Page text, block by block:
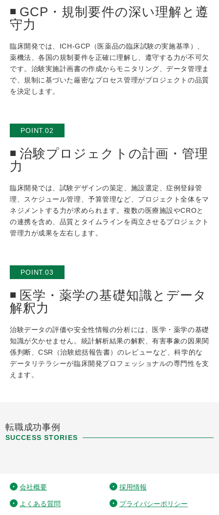
GCP・規制要件の深い理解と遵
守力
臨床開発では、ICH-GCP（医薬品の臨床試験の実施基準）、
薬機法、各国の規制要件を正確に理解し、遵守する力が不可欠
です。治験実施計画書の作成からモニタリング、データ管理ま
で、規制に基づいた厳密なプロセス管理がプロジェクトの品質
を決定します。
POINT.02
治験プロジェクトの計画・管理
力
臨床開発では、試験デザインの策定、施設選定、症例登録管
理、スケジュール管理、予算管理など、プロジェクト全体をマ
ネジメントする力が求められます。複数の医療施設やCROと
の連携を含め、品質とタイムラインを両立させるプロジェクト
管理力が成果を左右します。
POINT.03
医学・薬学の基礎知識とデータ
解釈力
治験データの評価や安全性情報の分析には、医学・薬学の基礎
知識が欠かせません。統計解析結果の解釈、有害事象の因果関
係判断、CSR（治験総括報告書）のレビューなど、科学的な
データリテラシーが臨床開発プロフェッショナルの専門性を支
えます。
転職成功事例
SUCCESS STORIES
会社概要 採用情報
よくある質問 プライバシーポリシー